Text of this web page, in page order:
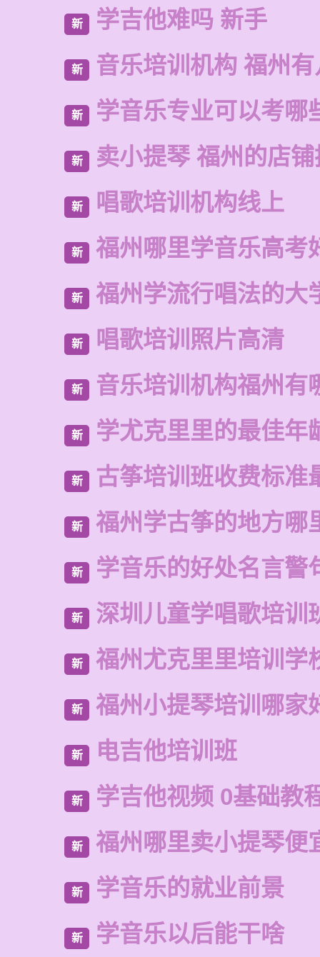
新 学吉他难吗 新手
新 音乐培训机构 福州
新 学音乐专业可以考哪
新 卖小提琴 福州的店
新 唱歌培训机构线上
新 福州哪里学音乐高考
新 福州学流行唱法的大
新 唱歌培训照片高清
新 音乐培训机构福州有
新 学尤克里里的最佳年
新 古筝培训班收费标准
新 福州学古筝的地方哪
新 学音乐的好处名言警
新 深圳儿童学唱歌培训
新 福州尤克里里培训学
新 福州小提琴培训哪家
新 电吉他培训班
新 学吉他视频 0基础教
新 福州哪里卖小提琴便
新 学音乐的就业前景
新 学音乐以后能干啥